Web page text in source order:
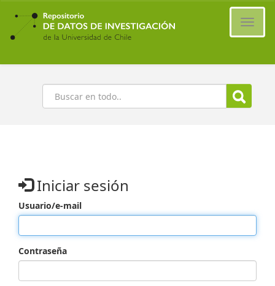
Ir
contenido
principal
Buscar
Iniciar sesión
Usuario/e-mail
Contraseña